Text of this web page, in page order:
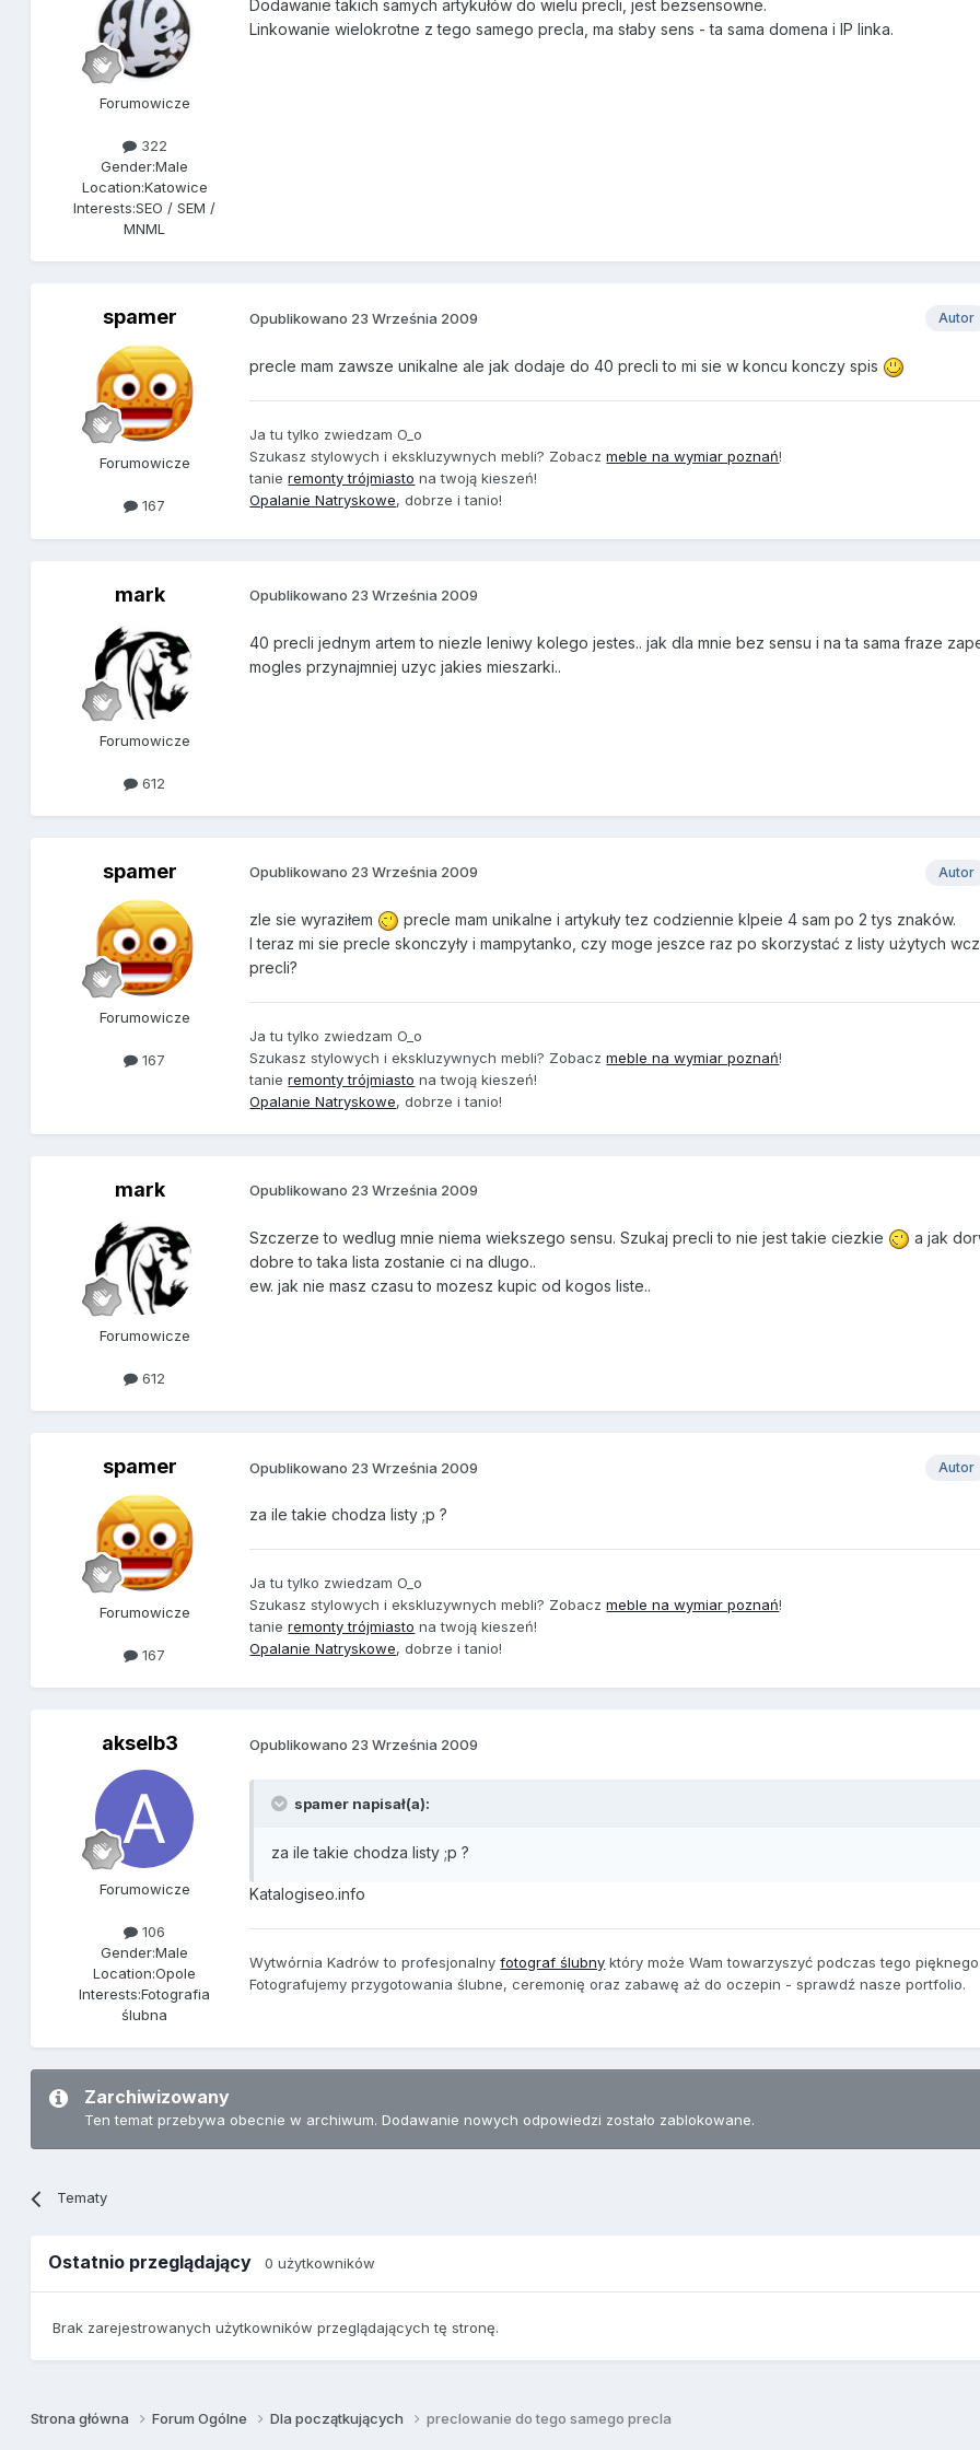
Forumowicze
322
Gender:Male
Location:Katowice
Interests:SEO / SEM /
MNML
Dodawanie takich samych artykułów do wielu precli, jest bezsensowne.
Linkowanie wielokrotne z tego samego precla, ma słaby sens - ta sama domena i IP linka.
spamer
Forumowicze
167
Autor
Opublikowano 23 Września 2009
precle mam zawsze unikalne ale jak dodaje do 40 precli to mi sie w koncu konczy spis
Ja tu tylko zwiedzam O_o
Szukasz stylowych i ekskluzywnych mebli? Zobaczmeble na wymiar poznań!
tanieremonty trójmiasto na twoją kieszeń!
Opalanie Natryskowe, dobrze i tanio!
mark
Forumowicze
612
Opublikowano 23 Września 2009
40 precli jednym artem to niezle leniwy kolego jestes.. jak dla mnie bez sensu i na ta sama fraze
mogles przynajmniej uzyc jakies mieszarki..
spamer
Forumowicze
167
Autor
Opublikowano 23 Września 2009
zle sie wyraziłem
precle mam unikalne i artykuły tez codziennie klpeie 4 sam po 2 tys znaków.
I teraz mi sie precle skonczyły i mampytanko, czy moge jeszce raz po skorzystać z listy użytych
precli?
Ja tu tylko zwiedzam O_o
Szukasz stylowych i ekskluzywnych mebli? Zobaczmeble na wymiar poznań!
tanieremonty trójmiasto na twoją kieszeń!
Opalanie Natryskowe, dobrze i tanio!
mark
Forumowicze
612
Opublikowano 23 Września 2009
Szczerze to wedlug mnie niema wiekszego sensu. Szukaj precli to nie jest takie ciezkie
a jak
dobre to taka lista zostanie ci na dlugo..
ew. jak nie masz czasu to mozesz kupic od kogos liste..
spamer
Forumowicze
167
Autor
Opublikowano 23 Września 2009
za ile takie chodza listy ;p ?
Ja tu tylko zwiedzam O_o
Szukasz stylowych i ekskluzywnych mebli? Zobaczmeble na wymiar poznań!
tanieremonty trójmiasto na twoją kieszeń!
Opalanie Natryskowe, dobrze i tanio!
akselb3
Forumowicze
106
Gender:Male
Location:Opole
Interests:Fotografia
ślubna
Opublikowano 23 Września 2009
spamer napisał(a):
za ile takie chodza listy ;p ?
Katalogiseo.info
Wytwórnia Kadrów to profesjonalnyfotograf ślubny który może Wam towarzyszyć podczas tego
Fotografujemy przygotowania ślubne, ceremonię oraz zabawę aż do oczepin - sprawdź nasze portfolio.
Zarchiwizowany
Ten temat przebywa obecnie w archiwum. Dodawanie nowych odpowiedzi zostało zablokowane.
Tematy
Ostatnio przeglądający0 użytkowników
Brak zarejestrowanych użytkowników przeglądających tę stronę.
Strona główna Forum Ogólne Dla początkujących preclowanie do tego samego precla